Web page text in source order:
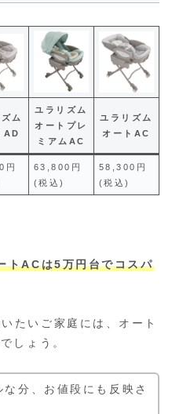
ム
AD
ユラリズム
オートプレ
ミアムAC
ユラリズム
オートAC
円
63,800円
(税込)
58,300円
(税込)
トACは5万円台でコスパ
たいご家庭には、オート
しょう。
分、お値段にも反映さ